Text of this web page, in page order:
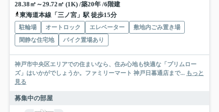
28.38㎡～29.72㎡ (1K) /築20年 /6階建
東海道本線「三ノ宮」駅 徒歩15分
駐輪場 オートロック エレベーター
敷地内ごみ置き場
閑静な住宅地
バイク置場あり
神戸市中央区エリアでの住まいなら、住み心地も快適な「プリムロー
ズ」はいかがでしょうか。ファミリーマート 神戸日暮通店まで... もっと
見る
募集中の部屋